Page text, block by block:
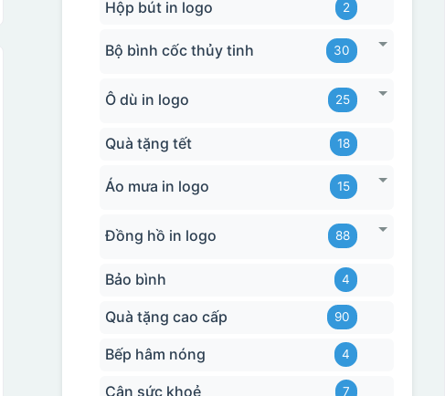
Hộp bút in logo 2
Bộ bình cốc thủy tinh 30
Ô dù in logo 25
Quà tặng tết 18
Áo mưa in logo 15
Đồng hồ in logo 88
Bảo bình 4
Quà tặng cao cấp 90
Bếp hâm nóng 4
Cân sức khoẻ 7